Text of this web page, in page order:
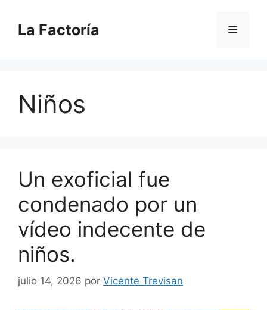
contenido
La Factoría Menú
Niños
Un exoficial fue
condenado por un
vídeo indecente de
niños.
julio 14, 2026 por Vicente Trevisan